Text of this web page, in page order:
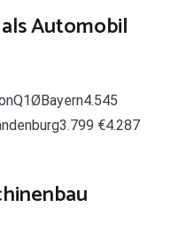
Automobil
€4.287